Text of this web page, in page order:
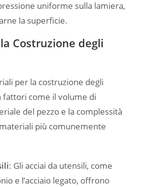
uniforme sulla lamiera,
la superficie.
Costruzione degli
per la costruzione degli
fattori come il volume di
del pezzo e la complessità
più comunemente
: Gli acciai da utensili, come
e l’acciaio legato, offrono